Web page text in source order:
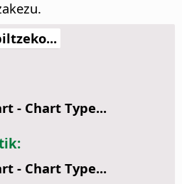
- Chart Type...
- Chart Type...